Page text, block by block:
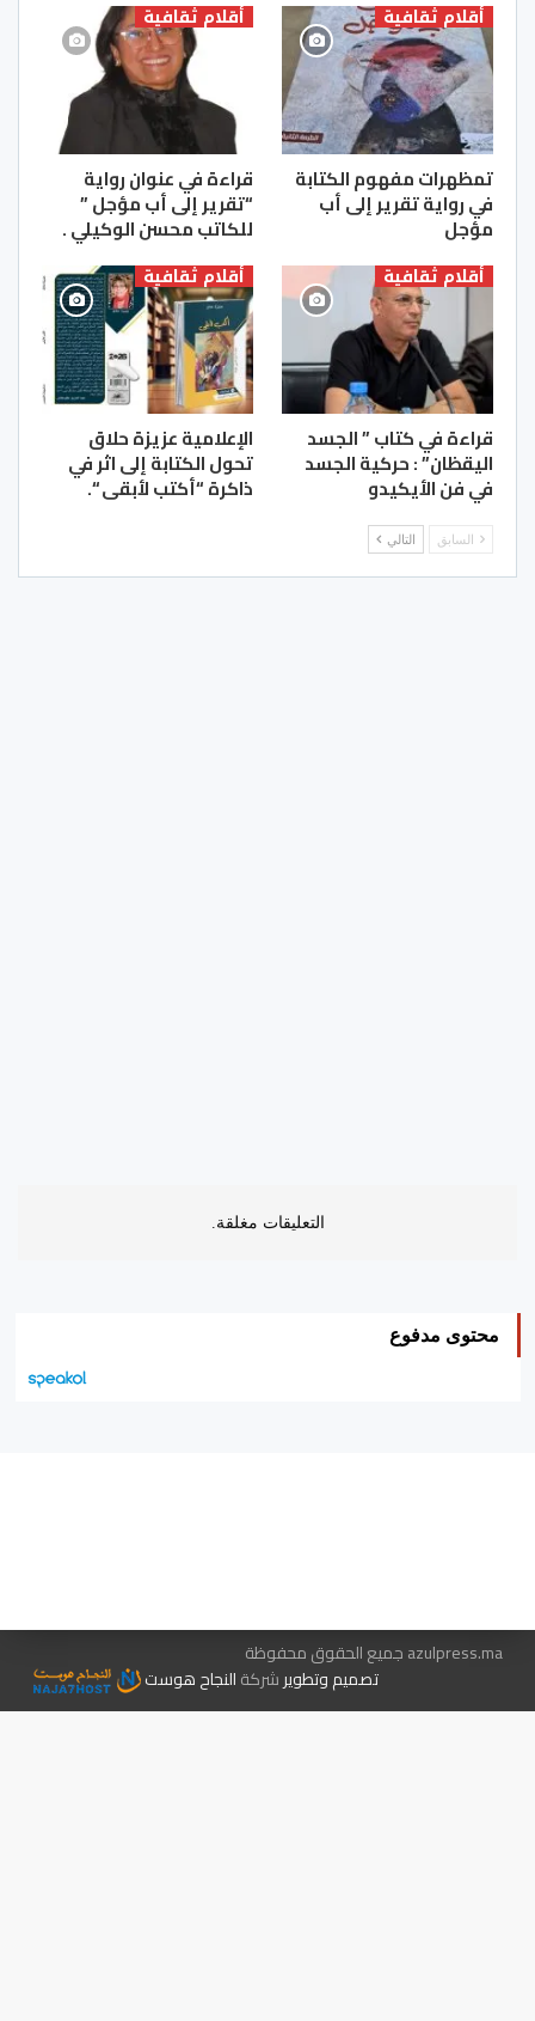
أقلام ثقافية
تمظهرات مفهوم الكتابة
في رواية تقرير إلى أب
مؤجل
أقلام ثقافية
قراءة في عنوان رواية
“تقرير إلى أب مؤجل ”
للكاتب محسن الوكيلي .
أقلام ثقافية
قراءة في كتاب ” الجسد
اليقظان” : حركية الجسد
في فن الأيكيدو
أقلام ثقافية
الإعلامية عزيزة حلاق
تحول الكتابة إلى اثر في
ذاكرة “أكتب لأبقى “.
السابق التالي
التعليقات مغلقة.
محتوى مدفوع
azulpress.ma جميع الحقوق محفوظة
تصميم وتطويرشركةالنجاح هوست